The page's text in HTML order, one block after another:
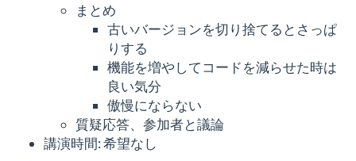
まとめ
古いバージョンを切り捨てるとさっぱ
りする
機能を増やしてコードを減らせた時は
良い気分
傲慢にならない
質疑応答、参加者と議論
講演時間: 希望なし